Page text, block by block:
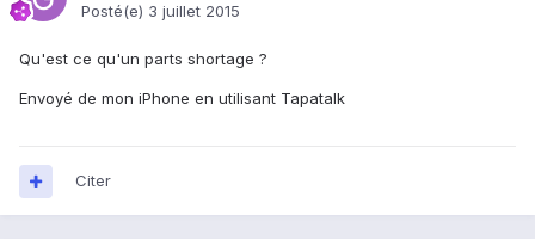
Posté(e) 3 juillet 2015
Qu'est ce qu'un parts shortage ?
Envoyé de mon iPhone en utilisant Tapatalk
Citer